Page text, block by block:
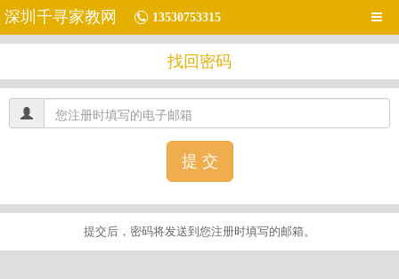
深圳千寻家教网 13530753315
找回密码
提交后，密码将发送到您注册时填写的邮箱。